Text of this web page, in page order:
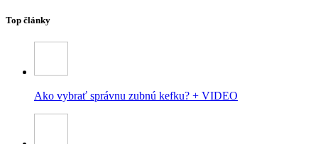
Top články
Ako vybrať správnu zubnú kefku? + VIDEO